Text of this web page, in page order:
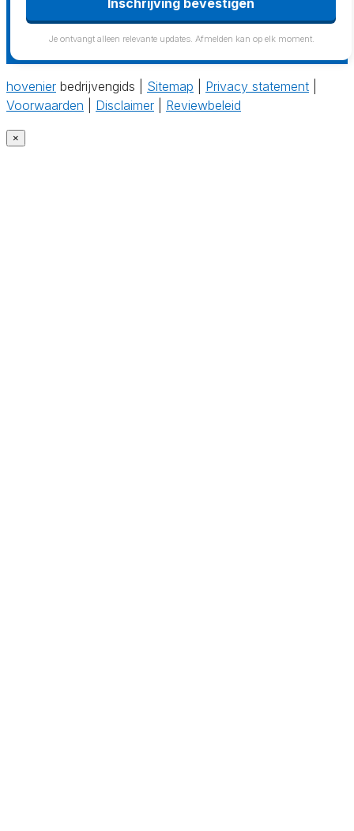
Inschrijving bevestigen
Je ontvangt alleen relevante updates. Afmelden kan op elk moment.
hovenier bedrijvengids | Sitemap Privacy statement
Voorwaarden
Disclaimer Reviewbeleid
×